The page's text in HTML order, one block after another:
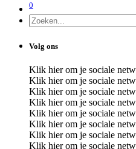
0
Volg ons
Klik hier om je sociale
Klik hier om je sociale
Klik hier om je sociale
Klik hier om je sociale
Klik hier om je sociale
Klik hier om je sociale
Klik hier om je sociale
Klik hier om je sociale